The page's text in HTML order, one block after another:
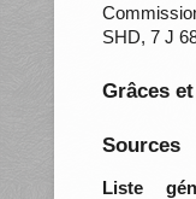
SHD, 7 J
Grâces
Sources
Liste